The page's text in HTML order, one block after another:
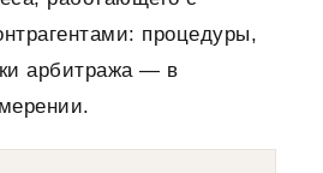
процедуры,
арбитража — в